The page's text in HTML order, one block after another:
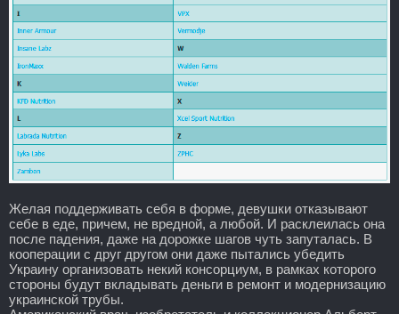
Желая поддерживать себя в форме, девушки отказывают
себе в еде, причем, не вредной, а любой. И расклеилась она
после падения, даже на дорожке шагов чуть запуталась. В
кооперации с друг другом они даже пытались убедить
Украину организовать некий консорциум, в рамках которого
стороны будут вкладывать деньги в ремонт и модернизацию
украинской трубы.